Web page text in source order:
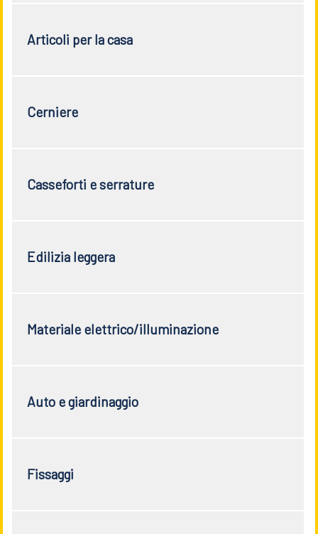
Articoli per la casa
Cerniere
Casseforti e serrature
Edilizia leggera
Materiale elettrico/illuminazione
Auto e giardinaggio
Fissaggi